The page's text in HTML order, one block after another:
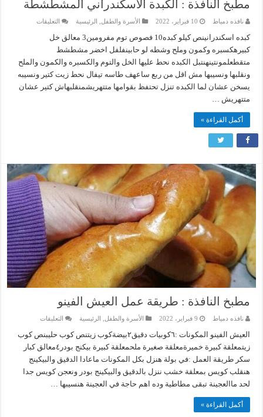
مطبخ النافذة : الكبدة الاسكندراني المشطشطة
نافذه دمياط 10 فبراير، 2022 الأسرة والطفل الرئيسية التعليقاتعلى
الاسكندراني
المشطشطة
مغلقة
كبده اسكندرانينص كيلو كبده10 فصوص توم مفرومين3 معالق خل
كبيرهكسبره وكمون وملح وشطه لو حابينفلفل اخضر مشطشط
متقطعلمونتينهنتبل الكبده نحط عليها الخل والتوم والكسبره والكمون والملح
ونقلبها ونسيبها مش اقل من ربع ساعهف طاسه تيفال نحط زيت كتير ونسيبه
يسخن عشان لما الكبده تنزل تحتفظ بقوامها متتهريشمنقلبهاش كتير عشان
متتهريش …
أكمل القراءة »
مطبخ النافذة : طريقة عمل العيش الفينو
نافذه دمياط 9 فبراير، 2022 الأسرة والطفل الرئيسية التعليقاتعلى
النافذة
طريقة
عمل
العيش
الفينو
مغلقة
العيش الفينو المكونات :٦كوبيات دقيق٢بيضةكوب زيتنص كوب حليبنص كوب
زيتمعلقة كبيرة خميرةمعلقة صغيرة ملحمعلقة كبيرة بيكنج بودر٤معالق كبار
سكر طريقة العمل :في بولة هنزل بكل المكونات ماعادا الدقيق والبيكينج
هنقلب كويس بمعلقة خشب ننزل بالدقيق والبيكينج بودر ونعجن كويس جدا
لحد ماالعجينة تبقى مطاطية وده اهم حاجة في العجينة هنسيبها …
أكمل القراءة »